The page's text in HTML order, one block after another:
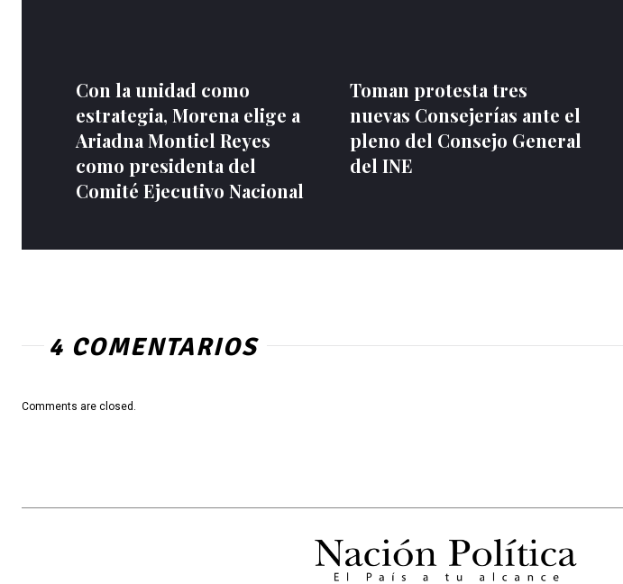
Con la unidad como
estrategia, Morena elige a
Ariadna Montiel Reyes
como presidenta del
Comité Ejecutivo Nacional
Toman protesta tres
nuevas Consejerías ante el
pleno del Consejo General
del INE
4 COMENTARIOS
Comments are closed.